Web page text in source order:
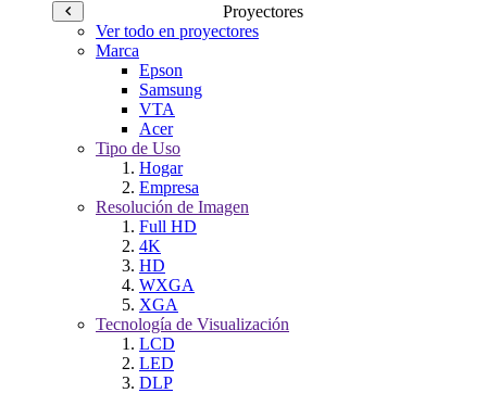
Proyectores
Ver todo en proyectores
Marca
Epson
Samsung
VTA
Acer
Tipo de Uso
Hogar
Empresa
Resolución de Imagen
Full HD
4K
HD
WXGA
XGA
Tecnología de Visualización
LCD
LED
DLP